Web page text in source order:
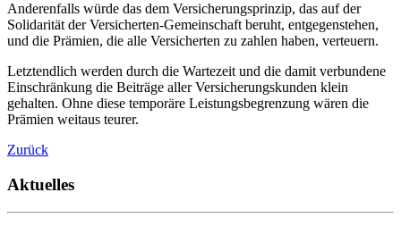
Anderenfalls würde das dem Versicherungsprinzip, das auf der
Solidarität der Versicherten-Gemeinschaft beruht, entgegenstehen,
und die Prämien, die alle Versicherten zu zahlen haben, verteuern.
Letztendlich werden durch die Wartezeit und die damit verbundene
Einschränkung die Beiträge aller Versicherungskunden klein
gehalten. Ohne diese temporäre Leistungsbegrenzung wären die
Prämien weitaus teurer.
Zurück
Aktuelles